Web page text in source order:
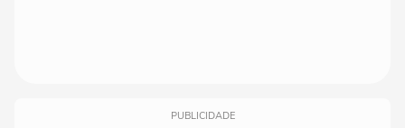
PUBLICIDADE